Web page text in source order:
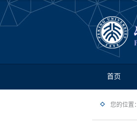
首页
您的位置：